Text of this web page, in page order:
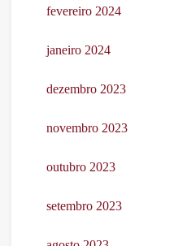
fevereiro 2024
janeiro 2024
dezembro 2023
novembro 2023
outubro 2023
setembro 2023